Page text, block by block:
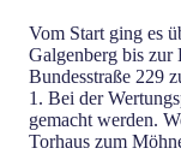
Vom Start ging es
Galgenberg bis zur
Bundesstraße 229
1. Bei der
gemacht werden.
Torhaus zum